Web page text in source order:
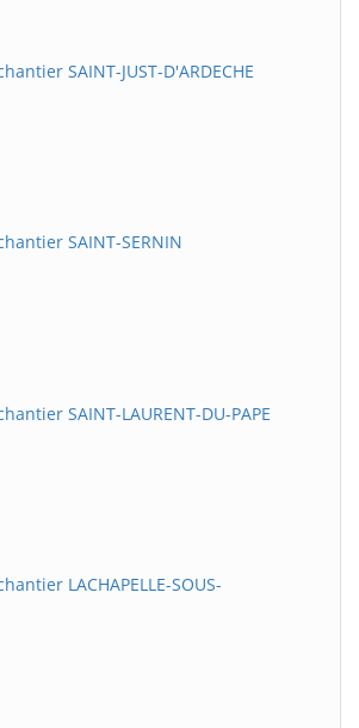
SAINT-JUST-D'ARDECHE
SAINT-SERNIN
SAINT-LAURENT-DU-PAPE
LACHAPELLE-SOUS-